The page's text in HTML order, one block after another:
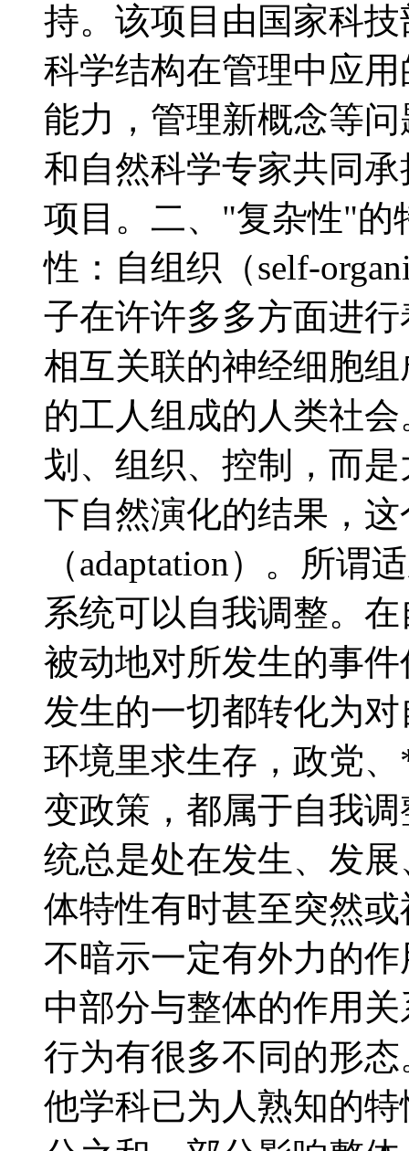
持。该项目由国家科
科学结构在管理中应
能力，管理新概念等
和自然科学专家共同
项目。二、"复杂性"的
性：自组织（self-
子在许许多多方面进
相互关联的神经细胞
的工人组成的人类社
划、组织、控制，而
下自然演化的结果，
（adaptation）。所谓
系统可以自我调整。
被动地对所发生的事
发生的一切都转化为
环境里求生存，政党
变政策，都属于自我
统总是处在发生、发
体特性有时甚至突然
不暗示一定有外力的
中部分与整体的作用
行为有很多不同的形
他学科已为人熟知的